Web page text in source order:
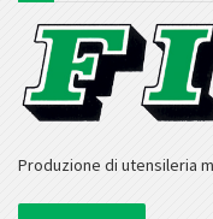
Produzione di utensileria